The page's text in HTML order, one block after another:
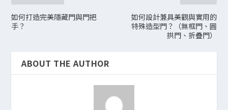
如何打造完美隱藏門與門把
手？
如何設計兼具美觀與實用的
特殊造型門？（無框門、圓
拱門、折疊門）
ABOUT THE AUTHOR